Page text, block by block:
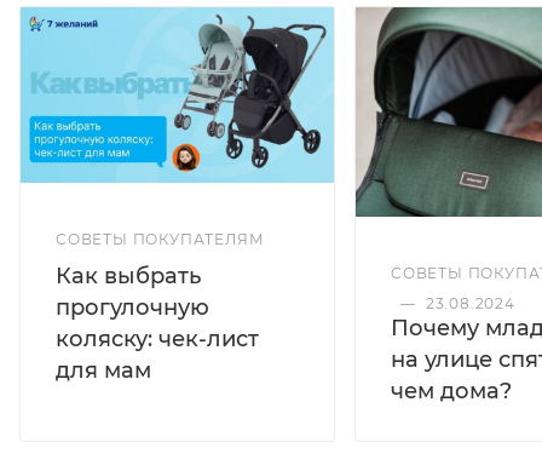
СОВЕТЫ ПОКУПАТЕЛЯМ
Как выбрать
прогулочную
коляску: чек-лист
для мам
СОВЕТЫ
— 23.08.2024
Почему
на улице
чем дома?